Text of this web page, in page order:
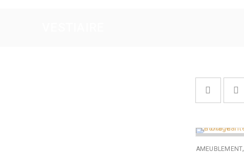
AMEUBLEMENT,